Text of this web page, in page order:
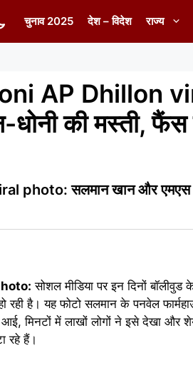
चुनाव 2025 देश – विदेश राज्य
AP Dhillon
धोनी की मस्ती,
सलमान खान और एमएस
सोशल मीडिया पर इन दिनों
रही है। यह फोटो सलमान के पनवेल
आई, मिनटों में लाखों लोगों ने इसे देखा
रहे हैं।